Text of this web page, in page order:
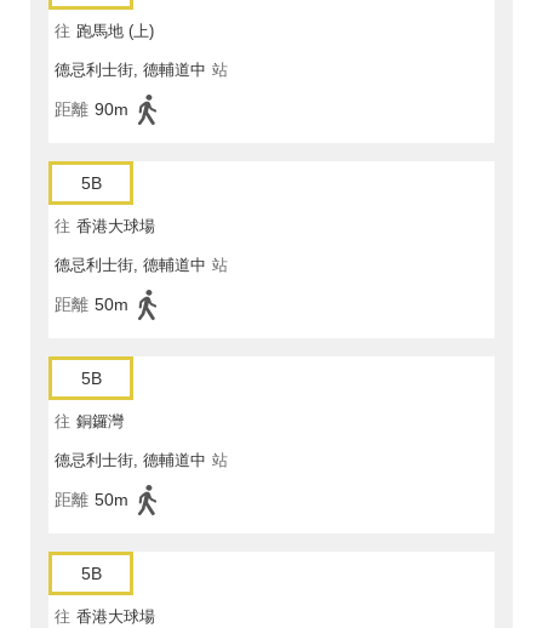
往 跑馬地 (上)
德忌利士街, 德輔道中 站
距離 90m
5B
往 香港大球場
德忌利士街, 德輔道中 站
距離 50m
5B
往 銅鑼灣
德忌利士街, 德輔道中 站
距離 50m
5B
往 香港大球場